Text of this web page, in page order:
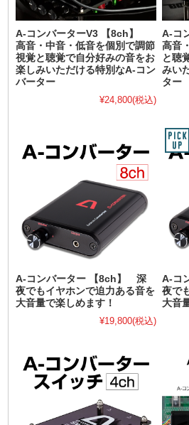
A-コンバーターV3 【8ch】
高音・中音・低音を個別で調節
視覚と聴覚で自分好みの音をお
楽しみいただける特別なA-コン
バーター
¥24,800(税込)
A-コ
高音
と聴
みい
ター
A-コンバーター 【8ch】 深
夜でもイヤホンで迫力ある音を
大音量で楽しめます！
¥19,800(税込)
A-コ
夜で
大音